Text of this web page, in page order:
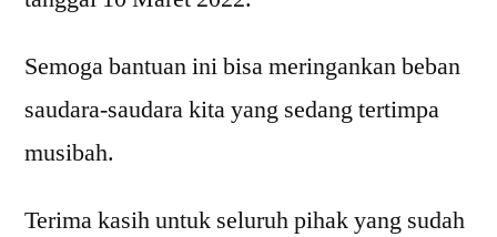
Semoga bantuan ini bisa meringankan beban
saudara-saudara kita yang sedang tertimpa
musibah.
Terima kasih untuk seluruh pihak yang sudah